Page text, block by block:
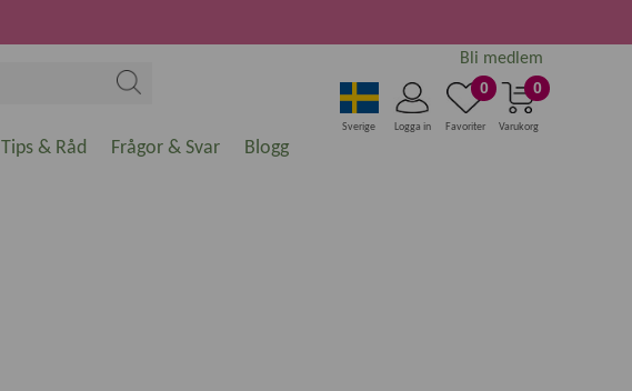
0
Varukorg
0
Favoriter
Logga in
Sverige
Bli medlem
Tips & Råd Frågor & Svar Blogg